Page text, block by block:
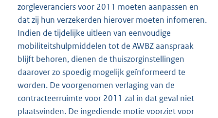
zorgleveranciers voor 2011 moeten aanpassen en
dat zij hun verzekerden hierover moeten infomeren.
Indien de tijdelijke uitleen van eenvoudige
mobiliteitshulpmiddelen tot de AWBZ aanspraak
blijft behoren, dienen de thuiszorginstellingen
daarover zo spoedig mogelijk geïnformeerd te
worden. De voorgenomen verlaging van de
contracteerruimte voor 2011 zal in dat geval niet
plaatsvinden. De ingediende motie voorziet voor